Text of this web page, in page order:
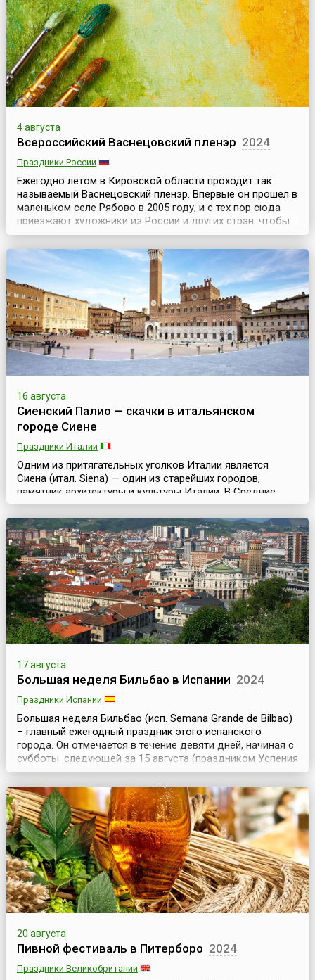
международного фестиваля искусств.Ежегодно на
фестивале разыгрываются 3 тысячи представлений и
более 2...
4 августа
Всероссийский Васнецовский пленэр 2024
Праздники России
Ежегодно летом в Кировской области проходит так
называемый Васнецовский пленэр. Впервые он прошел в
маленьком селе Рябово в 2005 году, и с тех пор сюда
приезжают художники из России и других стран, чтобы
писать с натуры в местах, где создавали свои
произведения Виктор и Аполлинарий Васнецовы.С 2012
года программа пленэра изменилась. Усадьба в Рябово
находилась на реконструкции, поэтому художни...
16 августа
Сиенский Палио — скачки в итальянском
городе Сиене
Праздники Италии
Одним из притягательных уголков Италии является
Сиена (итал. Siena) — один из старейших городов,
памятник архитектуры и культуры Италии. В Средние
века этот город, расположенный в западной части
страны, в Тоскане, был столицей сильной Сиенской
республики и уже в ту дальнюю эпоху хранил шедевры
итальянской готики мирового достоинства.Именно в
Средние века и зародилась традиция проводить в
город...
17 августа
Большая неделя Бильбао в Испании 2024
Праздники Испании
Большая неделя Бильбао (исп. Semana Grande de Bilbao)
– главный ежегодный праздник этого испанского
города. Он отмечается в течение девяти дней, начиная с
субботы, следующей за 15 августа (праздником Успения
Богородицы).Официальный статус праздник получил в
1978 году, хотя и прежде в августе в Бильбао проходили
разнообразные увеселительные мероприятия – ярмарки,
корриды, состязания силачей, ци...
20 августа
Пивной фестиваль в Питерборо 2024
Праздники Великобритании